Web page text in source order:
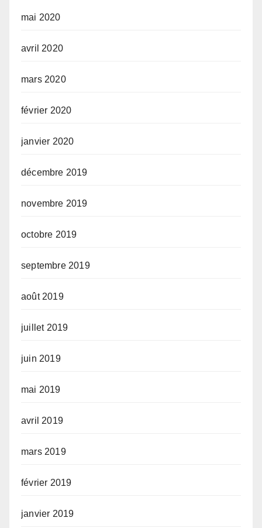
mai 2020
avril 2020
mars 2020
février 2020
janvier 2020
décembre 2019
novembre 2019
octobre 2019
septembre 2019
août 2019
juillet 2019
juin 2019
mai 2019
avril 2019
mars 2019
février 2019
janvier 2019